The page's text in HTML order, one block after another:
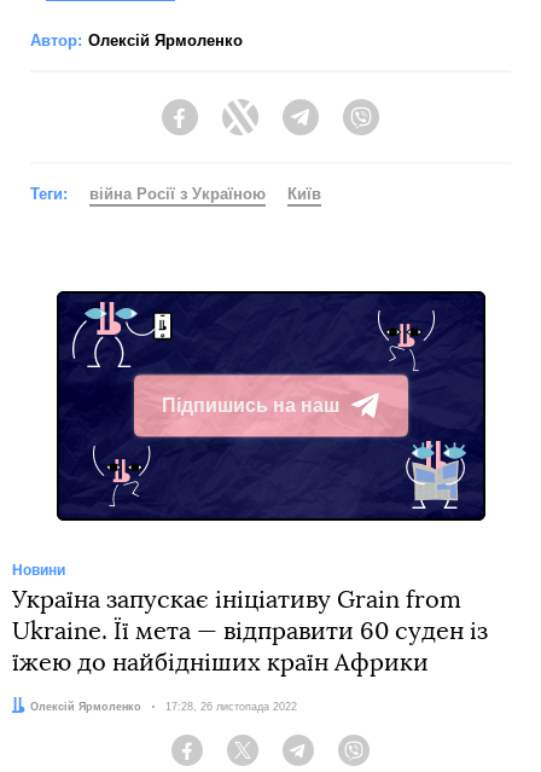
Автор: Олексій Ярмоленко
FacebookTwitter Telegram
Теги: війна Росії з Україною Київ
Підпишись на наш
Telegram
Новини
Україна запускає ініціативу Grain from
Ukraine. Її мета — відправити 60 суден із
їжею до найбідніших країн Африки
Автор:
Олексій Ярмоленко Дата:
17:28, 26 листопада 2022
Facebook Twitter Telegram